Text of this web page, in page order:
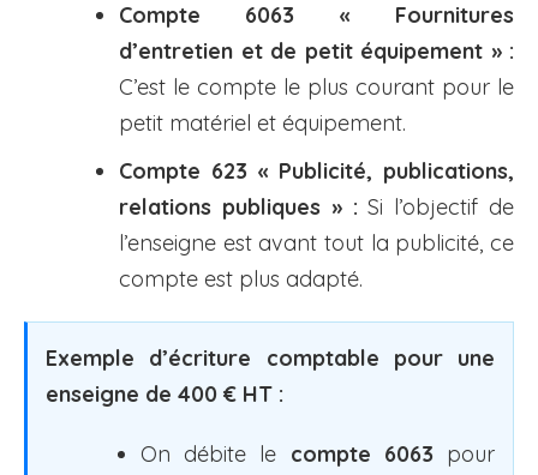
Compte 6063 « Fournitures
d’entretien et de petit équipement » :
C’est le compte le plus courant pour le
petit matériel et équipement.
Compte 623 « Publicité, publications,
relations publiques » : Si l’objectif de
l’enseigne est avant tout la publicité, ce
compte est plus adapté.
Exemple d’écriture comptable pour une
enseigne de 400 € HT :
On débite le compte 6063pour